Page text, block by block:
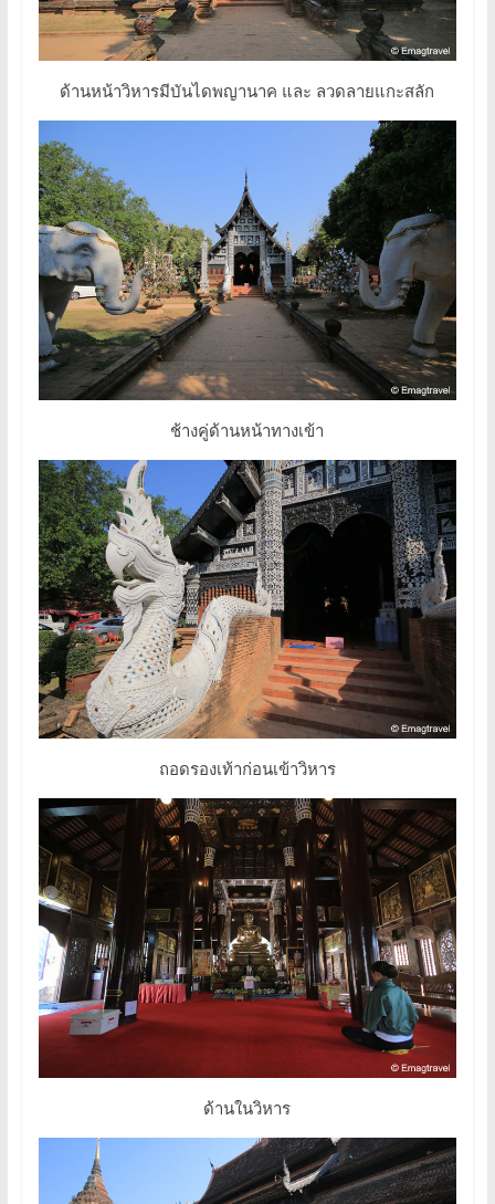
ด้านหน้าวิหารมีบันไดพญานาค และ ลวดลายแกะสลัก
ช้างคู่ด้านหน้าทางเข้า
ถอดรองเท้าก่อนเข้าวิหาร
ด้านในวิหาร